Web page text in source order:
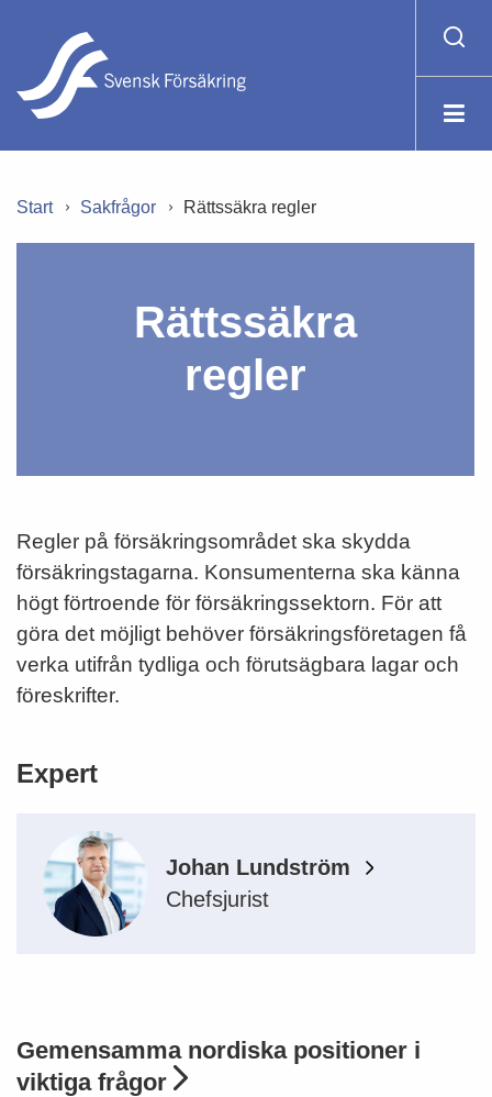
Start Sakfrågor Rättssäkra regler
Rättssäkra
regler
Regler på försäkringsområdet ska skydda
försäkringstagarna. Konsumenterna ska känna
högt förtroende för försäkringssektorn. För att
göra det möjligt behöver försäkringsföretagen få
verka utifrån tydliga och förutsägbara lagar och
föreskrifter.
Expert
Johan Lundström
Chefsjurist
Gemensamma nordiska positioner i
viktiga frågor